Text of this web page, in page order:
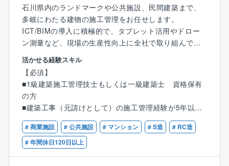
石川県内のランドマークや公共施設、民間建築まで、
多岐にわたる建物の施工管理をお任せします。
ICT/BIMの導入に積極的で、タブレット活用やドロー
ン測量など、現場の生産性向上に全社で取り組んでい
ます。
【具体的な仕事内容】
■工事主任の場合：図面、工程、業者選定、仮設計画、
計画表作成、品質・安全管理など
■現場所長の場合：客先対応、予算組み、社内調整、ス
ケジュール管理、近隣への対応、コストダウンなど
【取り扱い物件】
活かせる経験スキル
【必須】
■1級建築施工管理技士もしくは一級建築士 資格保有
の方
■建築工事（元請けとして）の施工管理経験が5年以上
ある方
# 商業施設 # 公共施設 # マンション # S造
# RC造
# 年間休日120日以上